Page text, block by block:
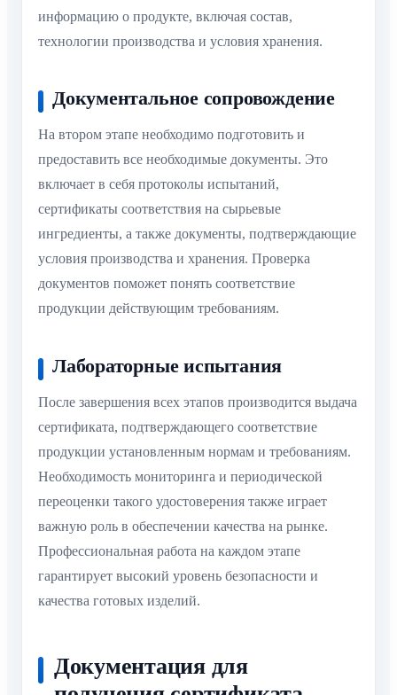
информацию о продукте, включая состав,
технологии производства и условия хранения.
Документальное сопровождение
На втором этапе необходимо подготовить и
предоставить все необходимые документы. Это
включает в себя протоколы испытаний,
сертификаты соответствия на сырьевые
ингредиенты, а также документы, подтверждающие
условия производства и хранения. Проверка
документов поможет понять соответствие
продукции действующим требованиям.
Лабораторные испытания
После завершения всех этапов производится выдача
сертификата, подтверждающего соответствие
продукции установленным нормам и требованиям.
Необходимость мониторинга и периодической
переоценки такого удостоверения также играет
важную роль в обеспечении качества на рынке.
Профессиональная работа на каждом этапе
гарантирует высокий уровень безопасности и
качества готовых изделий.
Документация для